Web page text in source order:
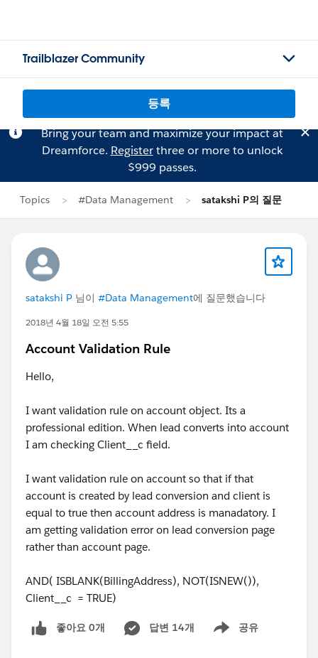
Trailblazer Community
등록
Bring your team and maximize your impact at
Dreamforce. Registerthree or more to unlock
$999 passes.
Topics #Data Management satakshi P의 질문
satakshi P 님이 #Data Management에 질문했습니다
2018년 4월 18일 오전 5:55
Account Validation Rule
Hello,
I want validation rule on account object. Its a
professional edition. When lead converts into account
I am checking Client__c field.
I want validation rule on account so that if that
account is created by lead conversion and client is
equal to true then account address is manadatory. I
am getting validation error on lead conversion page
rather than account page.
AND( ISBLANK(BillingAddress), NOT(ISNEW()),
Client__c = TRUE)
좋아요 0개 답변 14개 공유
Show menu